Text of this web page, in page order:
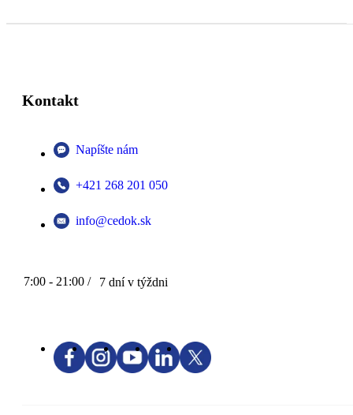
Kontakt
Napíšte nám
+421 268 201 050
info@cedok.sk
7:00 - 21:00 / 7 dní v týždni